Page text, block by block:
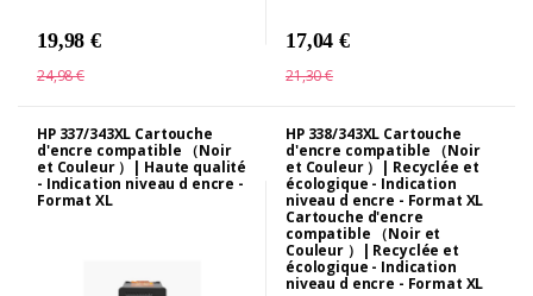
19,98 €
24,98 €
17,04 €
21,30 €
HP 337/343XL Cartouche
d'encre compatible （Noir
et Couleur ）| Haute qualité
- Indication niveau d encre -
Format XL
HP 338/343XL Cartouche
d'encre compatible （Noir
et Couleur ）| Recyclée et
écologique - Indication
niveau d encre - Format XL
Cartouche d'encre
compatible （Noir et
Couleur ）| Recyclée et
écologique - Indication
niveau d encre - Format XL